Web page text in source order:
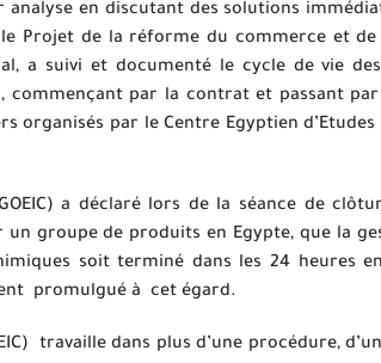
en discutant des solutions
Projet de la réforme du commerce et
a suivi et documenté le cycle de vie
commençant par la contrat et passant par
organisés par le Centre Egyptien
a déclaré lors de la séance de
groupe de produits en Egypte, que la
soit terminé dans les 24 heures
promulgué à cet égard.
travaille dans plus d’une procédure,